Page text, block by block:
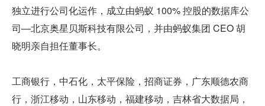
独立进行公司化运作，成立由蚂蚁 100% 控股的数据库公
司—北京奥星贝斯科技有限公司，并由蚂蚁集团 CEO 胡
晓明亲自担任董事长。
工商银行，中石化，太平保险，招商证券，广东顺德农商
行，浙江移动，山东移动，福建移动，吉林省大数据局，